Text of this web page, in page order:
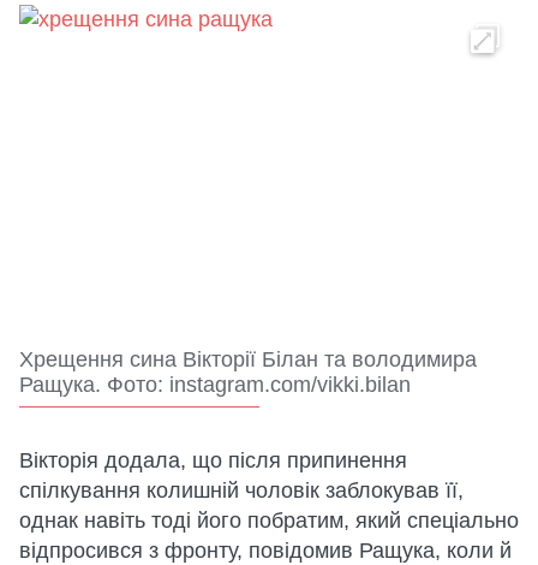
Хрещення сина Вікторії Білан та володимира
Ращука. Фото: instagram.com/vikki.bilan
Вікторія додала, що після припинення
спілкування колишній чоловік заблокував її,
однак навіть тоді його побратим, який спеціально
відпросився з фронту, повідомив Ращука, коли й